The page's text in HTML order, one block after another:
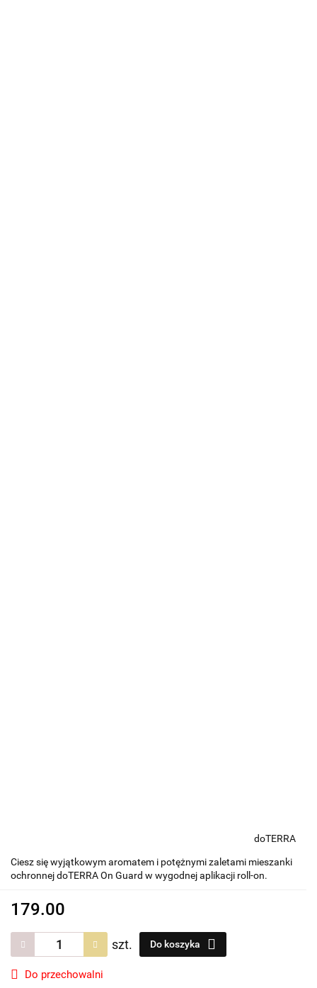
doTERRA
Ciesz się wyjątkowym aromatem i potężnymi zaletami mieszanki
ochronnej doTERRA On Guard w wygodnej aplikacji roll-on.
179.00
szt. Do koszyka
Do przechowalni